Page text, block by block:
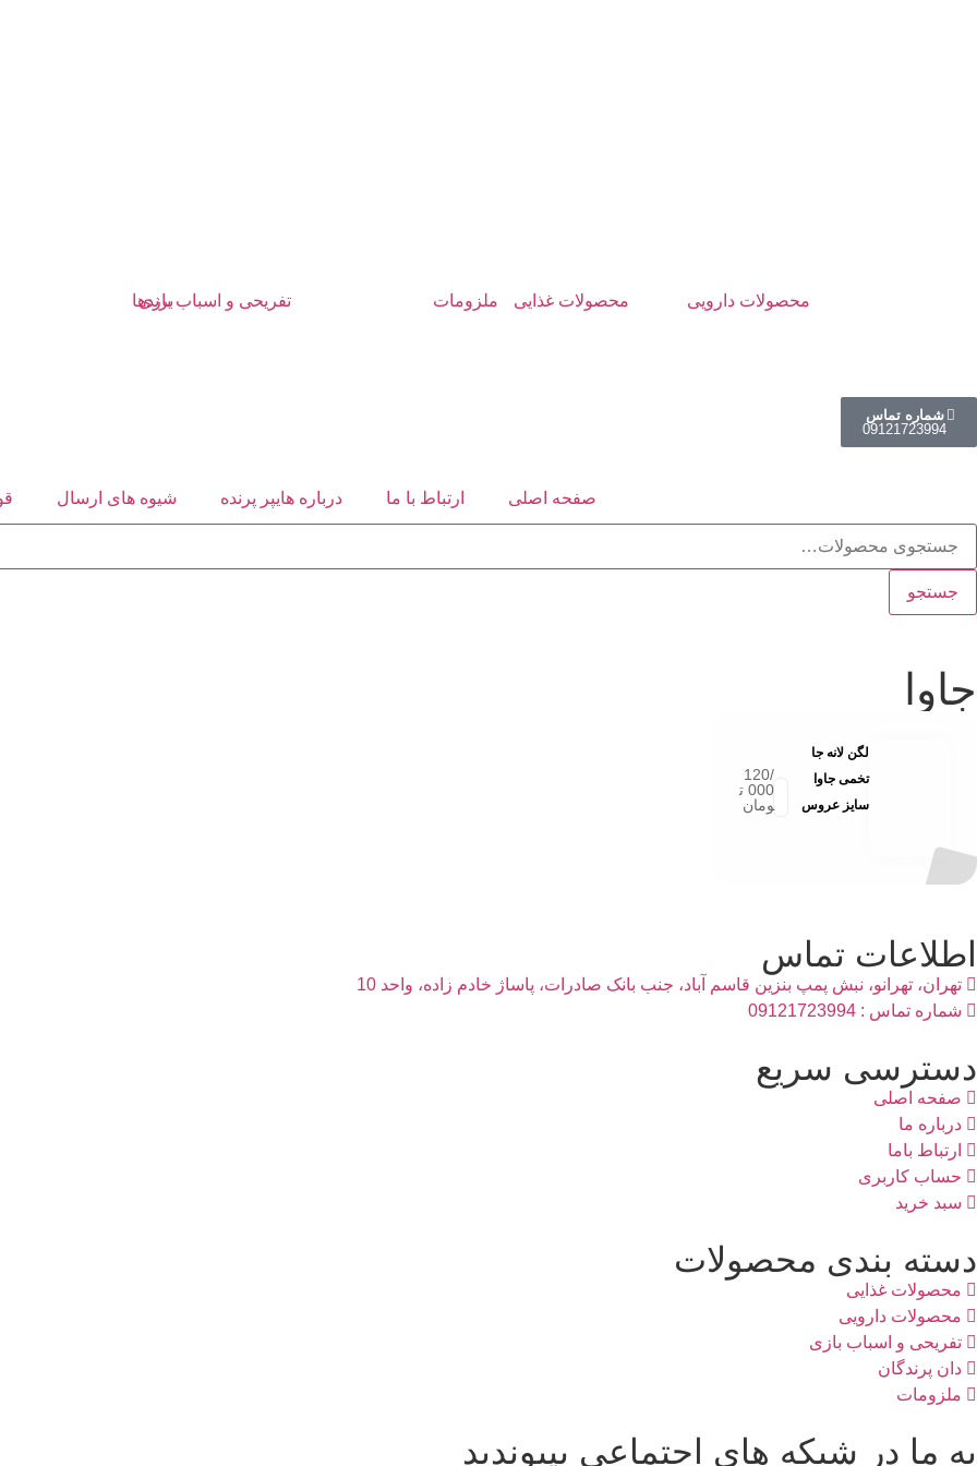
محصولات دارویی محصولات غذایی ملزومات تفریحی و اسباب بازی
برندها
شماره تماس
09121723994
صفحه اصلی ارتباط با ما درباره هایپر پرنده شیوه های ارسال
جستجو
جاوا
لگن لانه جا
تخمی جاوا
سایز عروس
120/
000 ت
ومان
اطلاعات تماس
تهران، تهرانو، نبش پمپ بنزین قاسم آباد، جنب بانک صادرات، پاساژ خادم زاده، واحد 10
شماره تماس : 09121723994
دسترسی سریع
صفحه اصلی
درباره ما
ارتباط باما
حساب کاربری
سبد خرید
دسته بندی محصولات
محصولات غذایی
محصولات دارویی
تفریحی و اسباب بازی
دان پرندگان
ملزومات
به ما در شبکه های اجتماعی بپیوندید